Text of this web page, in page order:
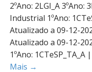
2ºAno: 2LGI_A 3ºAno:
Industrial 1ºAno:
Atualizado a 09-12-
Atualizado a 09-12-
1ºAno:
Mais →